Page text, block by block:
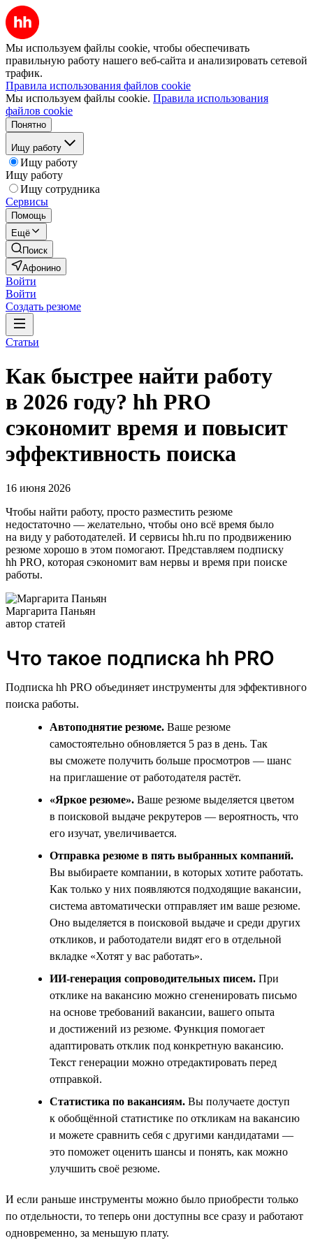
Мы используем файлы cookie, чтобы обеспечивать
правильную работу нашего веб-сайта и анализировать сетевой
трафик.
Правила использования файлов cookie
Мы используем файлы cookie. Правила использования
файлов cookie
Понятно
Ищу работу
Ищу работу
Ищу работу
Ищу сотрудника
Сервисы
Помощь
Ещё
Поиск
Афонино
Войти
Войти
Создать резюме
Статьи
Как быстрее найти работу
в 2026 году? hh PRO
сэкономит время и повысит
эффективность поиска
16 июня 2026
Чтобы найти работу, просто разместить резюме
недостаточно — желательно, чтобы оно всё время было
на виду у работодателей. И сервисы hh.ru по продвижению
резюме хорошо в этом помогают. Представляем подписку
hh PRO, которая сэкономит вам нервы и время при поиске
работы.
Маргарита Паньян
автор статей
Что такое подписка hh PRO
Подписка hh PRO объединяет инструменты для эффективного
поиска работы.
Автоподнятие резюме. Ваше резюме
самостоятельно обновляется 5 раз в день. Так
вы сможете получить больше просмотров — шанс
на приглашение от работодателя растёт.
«Яркое резюме». Ваше резюме выделяется цветом
в поисковой выдаче рекрутеров — вероятность, что
его изучат, увеличивается.
Отправка резюме в пять выбранных компаний.
Вы выбираете компании, в которых хотите работать.
Как только у них появляются подходящие вакансии,
система автоматически отправляет им ваше резюме.
Оно выделяется в поисковой выдаче и среди других
откликов, и работодатели видят его в отдельной
вкладке «Хотят у вас работать».
ИИ-генерация сопроводительных писем. При
отклике на вакансию можно сгененировать письмо
на основе требований вакансии, вашего опыта
и достижений из резюме. Функция помогает
адаптировать отклик под конкретную вакансию.
Текст генерации можно отредактировать перед
отправкой.
Статистика по вакансиям. Вы получаете доступ
к обобщённой статистике по откликам на вакансию
и можете сравнить себя с другими кандидатами —
это поможет оценить шансы и понять, как можно
улучшить своё резюме.
И если раньше инструменты можно было приобрести только
по отдельности, то теперь они доступны все сразу и работают
одновременно, за меньшую плату.